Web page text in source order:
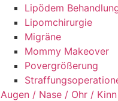
Lipödem
Lipomchirurgie
Migräne
Mommy Makeover
Povergrößerung
Augen / Nase / Ohr / Kinn